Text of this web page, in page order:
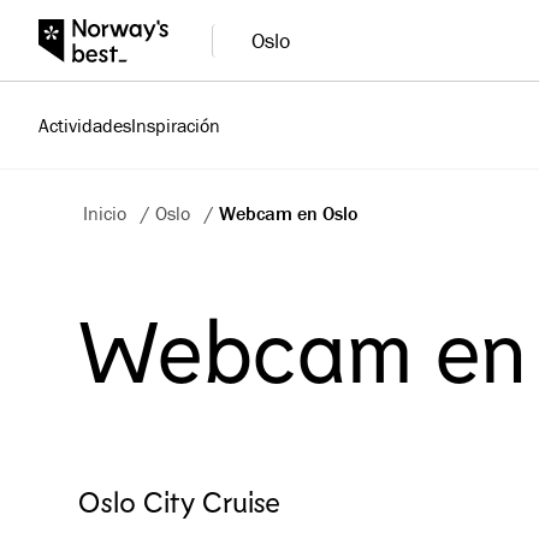
Oslo
ActividadesInspiración
Inicio / Oslo / Webcam en Oslo
Webcam
Oslo City Cruise